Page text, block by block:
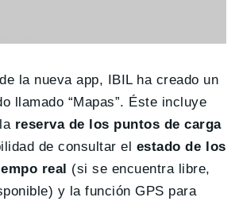
la nueva app, IBIL ha creado un
llamado “Mapas”. Éste incluye
reserva de los puntos de carga
de consultar el estado de los
real (si se encuentra libre,
y la función GPS para